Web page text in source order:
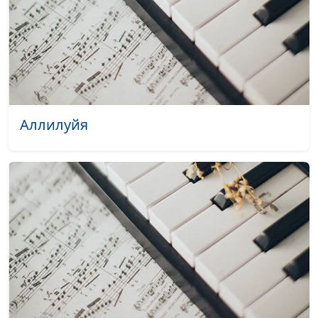
концертмейстер
Звезды упали с неба
Лариса Решетова и
группа «Плюс
бесконечность»
#1609
Встреча в ночи
Лариса Решетова и
группа «Плюс
бесконечность»
#1607
Встреча в ночи
(акапелла)
Лариса Решетова и
группа «Плюс
бесконечность»
#1606
Нищета
Лариса Решетова и
Аллилуйя